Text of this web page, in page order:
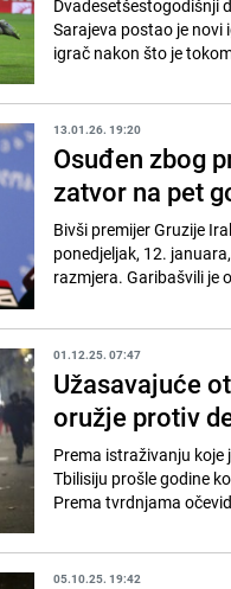
Dvadesetšestogodišnji
Sarajeva postao je novi
igrač nakon što je
13.01.26. 19:20
Osuđen zbog
zatvor na pet
Bivši premijer Gruzije
ponedjeljak, 12.
razmjera. Garibašvili je
01.12.25. 07:47
Užasavajuće
oružje protiv
Prema istraživanju koje
Tbilisiju prošle godine
Prema tvrdnjama
05.10.25. 19:42